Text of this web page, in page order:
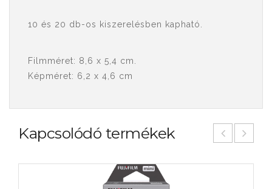
10 és 20 db-os kiszerelésben kapható.
Filmméret: 8,6 x 5,4 cm.
Képméret: 6,2 x 4,6 cm
Kapcsolódó termékek